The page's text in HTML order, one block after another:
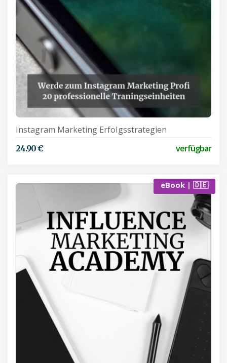
Instagram Marketing Erfolgsstrategien
24.90 € verfügbar
eBook | 🇩🇪